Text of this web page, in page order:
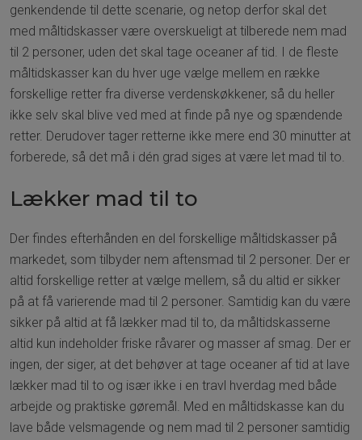
genkendende til dette scenarie, og netop derfor skal det
med måltidskasser være overskueligt at tilberede nem mad
til 2 personer, uden det skal tage oceaner af tid. I de fleste
måltidskasser kan du hver uge vælge mellem en række
forskellige retter fra diverse verdenskøkkener, så du heller
ikke selv skal blive ved med at finde på nye og spændende
retter. Derudover tager retterne ikke mere end 30 minutter at
forberede, så det må i dén grad siges at være let mad til to.
Lækker mad til to
Der findes efterhånden en del forskellige måltidskasser på
markedet, som tilbyder nem aftensmad til 2 personer. Der er
altid forskellige retter at vælge mellem, så du altid er sikker
på at få varierende mad til 2 personer. Samtidig kan du være
sikker på altid at få lækker mad til to, da måltidskasserne
altid kun indeholder friske råvarer og masser af smag. Der er
ingen, der siger, at det behøver at tage oceaner af tid at lave
lækker mad til to og især ikke i en travl hverdag med både
arbejde og praktiske gøremål. Med en måltidskasse kan du
lave både velsmagende og nem mad til 2 personer samtidig